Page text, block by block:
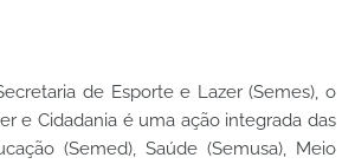
de Esporte e Lazer (Semes), o
e Cidadania é uma ação integrada das
(Semed), Saúde (Semusa), Meio